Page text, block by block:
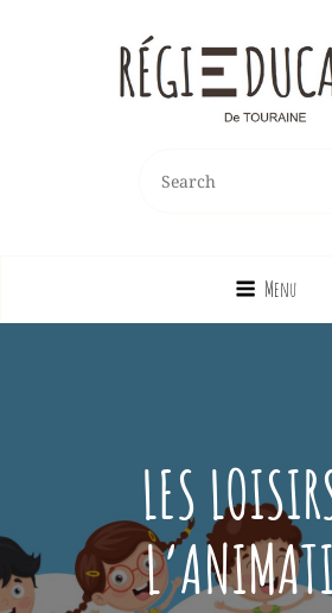
Vente Sur La France Métropolitaine, Ou
for:
Menu
LES